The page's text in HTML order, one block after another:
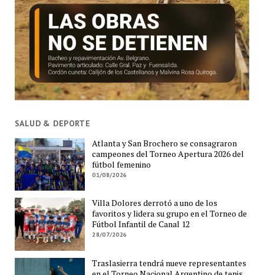
SALUD & DEPORTE
Atlanta y San Brochero se consagraron
campeones del Torneo Apertura 2026 del
fútbol femenino
01/08/2026
Villa Dolores derrotó a uno de los
favoritos y lidera su grupo en el Torneo de
Fútbol Infantil de Canal 12
28/07/2026
Traslasierra tendrá nueve representantes